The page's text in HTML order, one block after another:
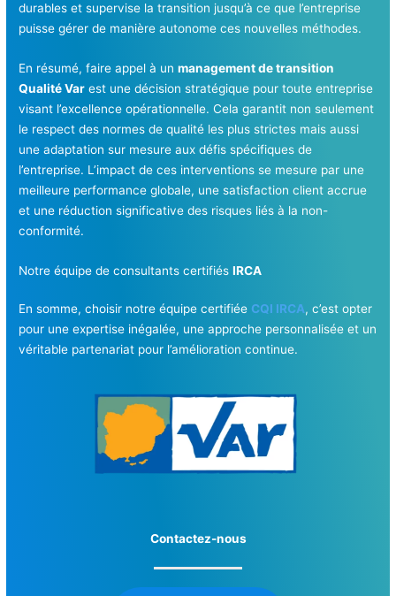
durables et supervise la transition jusqu’à ce que l’entreprise
puisse gérer de manière autonome ces nouvelles méthodes.
En résumé, faire appel à unmanagement de transition
Qualité Var est une décision stratégique pour toute entreprise
visant l’excellence opérationnelle. Cela garantit non seulement
le respect des normes de qualité les plus strictes mais aussi
une adaptation sur mesure aux défis spécifiques de
l’entreprise. L’impact de ces interventions se mesure par une
meilleure performance globale, une satisfaction client accrue
et une réduction significative des risques liés à la non-
conformité.
Notre équipe de consultants certifiésIRCA
En somme, choisir notre équipe certifiée CQI IRCA, c’est opter
pour une expertise inégalée, une approche personnalisée et un
véritable partenariat pour l’amélioration continue.
Contactez-nous